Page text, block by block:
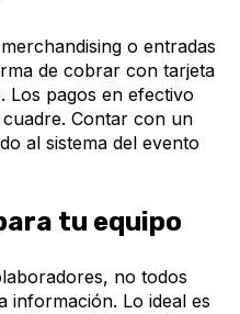
o entradas
de cobrar con tarjeta
Los pagos en efectivo
Contar con un
al sistema del evento
tu equipo
no todos
información. Lo ideal es